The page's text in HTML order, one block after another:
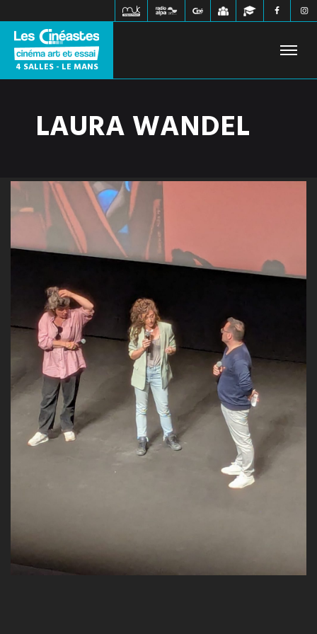
4 SALLES - LE MANS
FILMS À L'AFFICHE PROCHAINEMENT HORAIRES
INFOS PRATIQUES CONTACT
LAURA WANDEL